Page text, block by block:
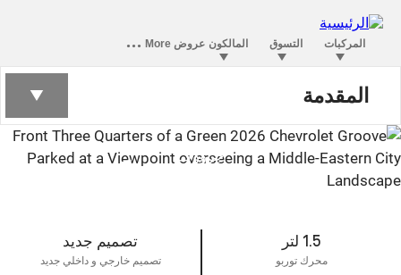
المقدمة
جرووف
1.5 لتر
محرك توربو
تصميم جديد
تصميم خارجي و داخلي جديد